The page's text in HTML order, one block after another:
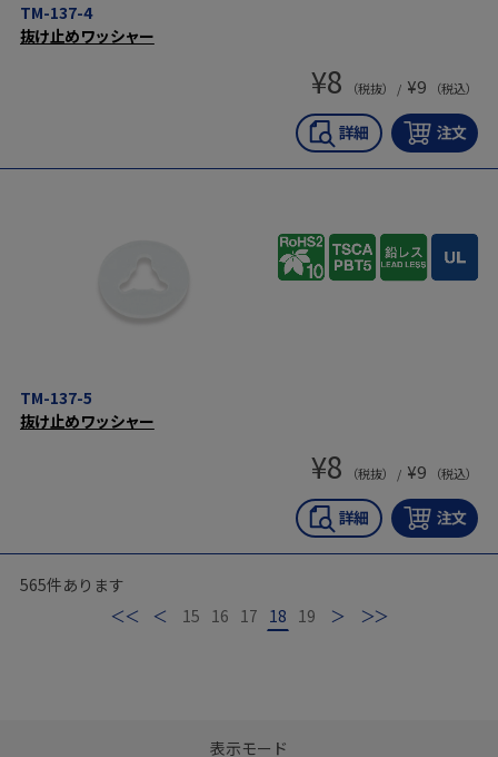
TM-137-4
抜け止めワッシャー
¥8 （税抜） / ¥9 （税込）
TM-137-5
抜け止めワッシャー
¥8 （税抜） / ¥9 （税込）
565件あります
前 15 16 17 18 19 次 最後
表示モード